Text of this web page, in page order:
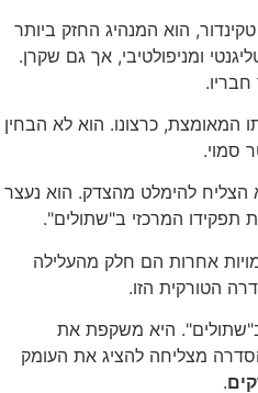
הוא המנהיג החזק ביותר
ומניפולטיבי, אך גם שקרן.
המאומצת, כרצונו. הוא לא הבחין
סמוי.
להימלט מהצדק. הוא נעצר
תפקידו המרכזי ב"שתולים".
אחרות הם חלק מהעלילה
הטורקית הזו.
היא משקפת את
מצליחה להציג את העומק
.